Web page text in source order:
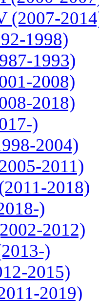
(2007-
1998)
1993)
2008)
2018)
)
2004)
2011)
2018)
)
2012)
)
2015)
2019)